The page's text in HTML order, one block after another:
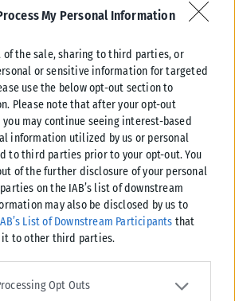
My Personal Information
of the sale, sharing to third parties, or
or sensitive information for targeted
use the below opt-out section to
Please note that after your opt-out
may continue seeing interest-based
information utilized by us or personal
to third parties prior to your opt-out. You
of the further disclosure of your personal
on the IAB’s list of downstream
may also be disclosed by us to
List of Downstream Participants that
it to other third parties.
app uses one or more Google
and store information including but not
Opt Outs